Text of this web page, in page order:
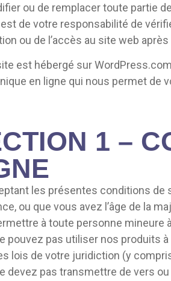
ou de remplacer toute partie
de votre responsabilité de
ou de l’accès au site web
est hébergé sur
en ligne qui nous permet de
1 –
les présentes conditions de
ou que vous avez l’âge de la
à toute personne mineure
pouvez pas utiliser nos produits
lois de votre juridiction (y
devez pas transmettre de vers